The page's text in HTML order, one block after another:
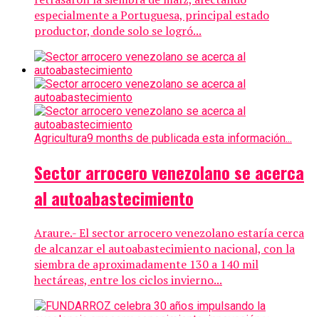
especialmente a Portuguesa, principal estado
productor, donde solo se logró...
Agricultura9 months de publicada esta información...
Sector arrocero venezolano se acerca
al autoabastecimiento
Araure.- El sector arrocero venezolano estaría cerca
de alcanzar el autoabastecimiento nacional, con la
siembra de aproximadamente 130 a 140 mil
hectáreas, entre los ciclos invierno...